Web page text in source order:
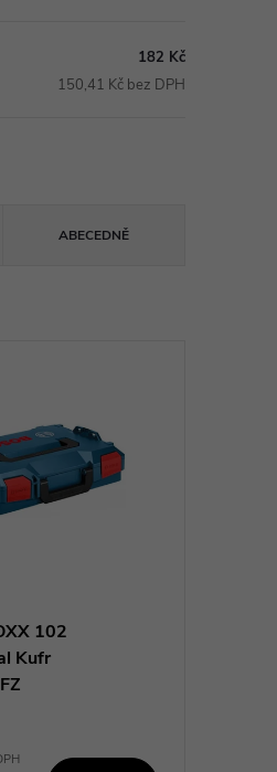
182 Kč
150,41 Kč bez DPH
ABECEDNĚ
102
Kufr